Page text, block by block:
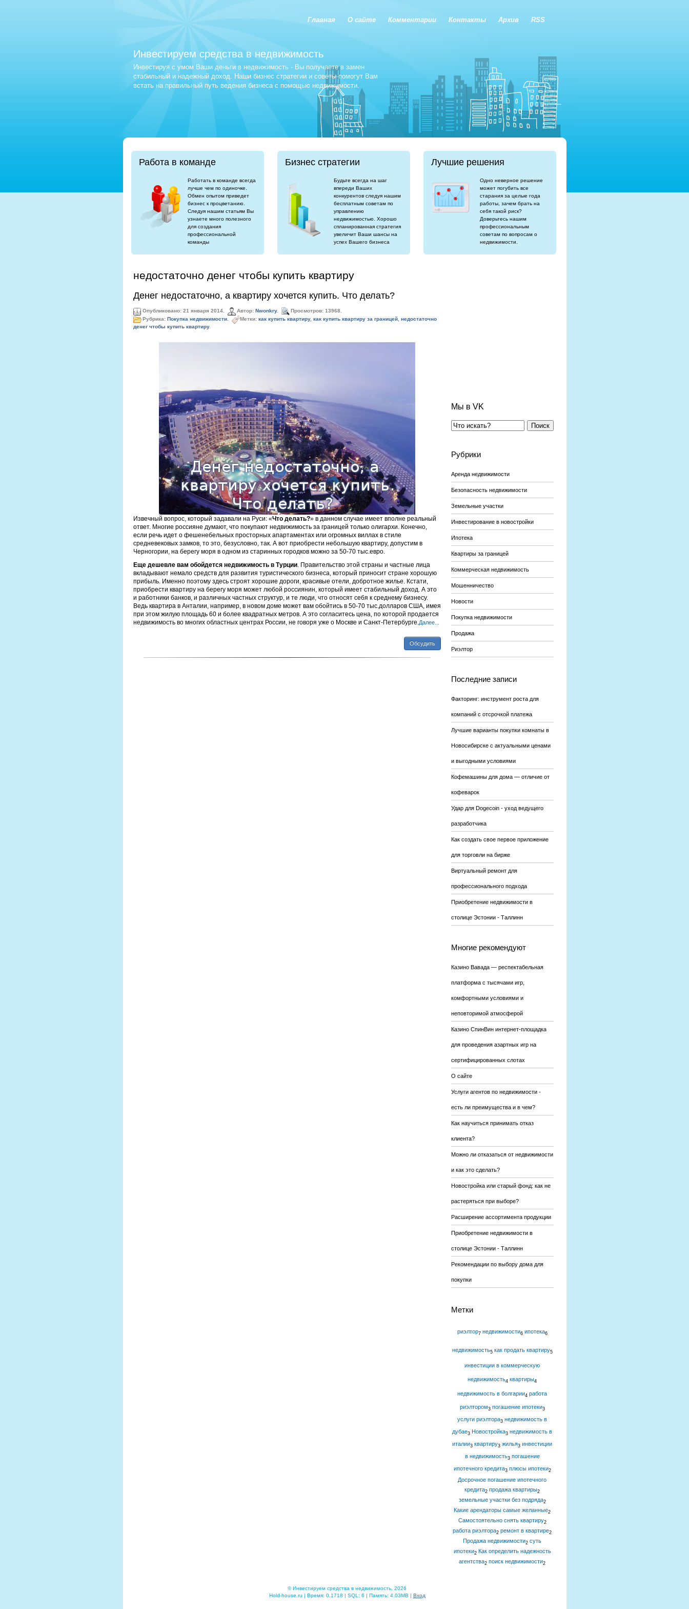
Главная О сайте Комментарии Контакты Архив RSS
Инвестируем средства в недвижимость
Инвестируя с умом Ваши деньги в недвижимость - Вы получаете в замен
стабильный и надежный доход. Наши бизнес стратегии и советы помогут Вам
встать на правильный путь ведения бизнеса с помощью недвижимости.
Работа в команде
Работать в команде всегда
лучше чем по одиночке.
Обмен опытом приведет
бизнес к процветанию.
Следуя нашим статьям Вы
узнаете много полезного
для создания
профессиональной
команды
Бизнес стратегии
Будьте всегда на шаг
впереди Ваших
конкурентов следуя нашим
бесплатным советам по
управлению
недвижимостью. Хорошо
спланированная стратегия
увеличит Ваши шансы на
успех Вашего бизнеса
Лучшие решения
Одно неверное решение
может погубить все
старания за целые года
работы, зачем брать на
себя такой риск?
Доверьтесь нашим
профессиональным
советам по вопросам о
недвижимости.
недостаточно денег чтобы купить квартиру
Денег недостаточно, а квартиру хочется купить. Что делать?
Опубликовано: 21 января 2014. Автор: Nwonkry.
Просмотров: 13968.
Рубрика: Покупка недвижимости. Метки: как купить квартиру, как купить квартиру за границей, недостаточно
денег чтобы купить квартиру.
Извечный вопрос, который задавали на Руси: «Что делать?» в данном случае имеет вполне реальный
ответ. Многие россияне думают, что покупают недвижимость за границей только олигархи. Конечно,
если речь идет о фешенебельных просторных апартаментах или огромных виллах в стиле
средневековых замков, то это, безусловно, так. А вот приобрести небольшую квартиру, допустим в
Черногории, на берегу моря в одном из старинных городков можно за 50-70 тыс.евро.
Еще дешевле вам обойдется недвижимость в Турции. Правительство этой страны и частные лица
вкладывают немало средств для развития туристического бизнеса, который приносит стране хорошую
прибыль. Именно поэтому здесь строят хорошие дороги, красивые отели, добротное жилье. Кстати,
приобрести квартиру на берегу моря может любой россиянин, который имеет стабильный доход. А это
и работники банков, и различных частных структур, и те люди, что относят себя к среднему бизнесу.
Ведь квартира в Анталии, например, в новом доме может вам обойтись в 50-70 тыс.долларов США, имея
при этом жилую площадь 60 и более квадратных метров. А это согласитесь цена, по которой продается
недвижимость во многих областных центрах России, не говоря уже о Москве и Санкт-Петербурге.Далее...
Обсудить
Мы в VK
Поиск
Рубрики
Аренда недвижимости
Безопасность недвижимости
Земельные участки
Инвестирование в новостройки
Ипотека
Квартиры за границей
Коммерческая недвижимость
Мошенничество
Новости
Покупка недвижимости
Продажа
Риэлтор
Последние записи
Факторинг: инструмент роста для
компаний с отсрочкой платежа
Лучшие варианты покупки комнаты в
Новосибирске с актуальными ценами
и выгодными условиями
Кофемашины для дома — отличие от
кофеварок
Удар для Dogecoin - уход ведущего
разработчика
Как создать свое первое приложение
для торговли на бирже
Виртуальный ремонт для
профессионального подхода
Приобретение недвижимости в
столице Эстонии - Таллинн
Многие рекомендуют
Казино Вавада — респектабельная
платформа с тысячами игр,
комфортными условиями и
неповторимой атмосферой
Казино СпинВин интернет-площадка
для проведения азартных игр на
сертифицированных слотах
О сайте
Услуги агентов по недвижимости -
есть ли преимущества и в чем?
Как научиться принимать отказ
клиента?
Можно ли отказаться от недвижимости
и как это сделать?
Новостройка или старый фонд: как не
растеряться при выборе?
Расширение ассортимента продукции
Приобретение недвижимости в
столице Эстонии - Таллинн
Рекомендации по выбору дома для
покупки
Метки
риэлтор7 недвижимости6 ипотека6
недвижимость5 как продать квартиру5
инвестиции в коммерческую
недвижимость4 квартиры4
недвижимость в болгарии4 работа
риэлтором3 погашение ипотеки3
услуги риэлтора3 недвижимость в
дубае3 Новостройка3 недвижимость в
италии3 квартиру3 жилья3 инвестиции
в недвижимость3 погашение
ипотечного кредита3 плюсы ипотеки2
Досрочное погашение ипотечного
кредита2 продажа квартиры2
земельные участки без подряда2
Какие арендаторы самые желанные2
Самостоятельно снять квартиру2
работа риэлтора2 ремонт в квартире2
Продажа недвижимости2 суть
ипотеки2 Как определить надежность
агентства2 поиск недвижимости2
© Инвестируем средства в недвижимость, 2026
Hold-house.ru | Время: 0.1718 | SQL: 6 | Память: 4.03MB | Вход